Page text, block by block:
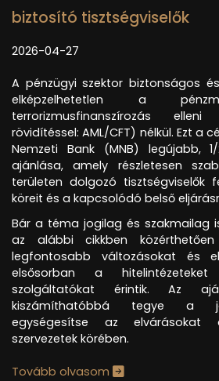
biztosító tisztségviselők
2026-04-27
A pénzügyi szektor biztonságos
elképzelhetetlen a
terrorizmusfinanszírozás
rövidítéssel: AML/CFT) nélkül. Ezt a
Nemzeti Bank (MNB) legújabb,
ajánlása, amely részletesen
területen dolgozó tisztségviselők
köreit és a kapcsolódó belső
Bár a téma jogilag és szakmailag
az alábbi cikkben
legfontosabb változásokat és
elsősorban a
szolgáltatókat érintik. Az
kiszámíthatóbbá tegye a
egységesítse az elvárásokat
szervezetek körében.
Tovább olvasom